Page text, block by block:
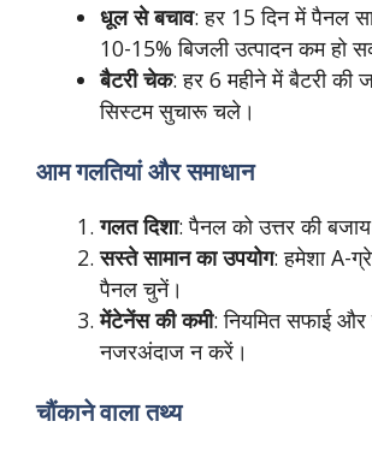
धूल से बचाव: हर 15 दिन में पैनल
10-15% बिजली उत्पादन कम हो
बैटरी चेक: हर 6 महीने में बैटरी की
सिस्टम सुचारू चले।
आम गलतियां और समाधान
गलत दिशा: पैनल को उत्तर की बजाय
सस्ते सामान का उपयोग: हमेशा A-
पैनल चुनें।
मेंटेनेंस की कमी: नियमित सफाई
नजरअंदाज न करें।
चौंकाने वाला तथ्य